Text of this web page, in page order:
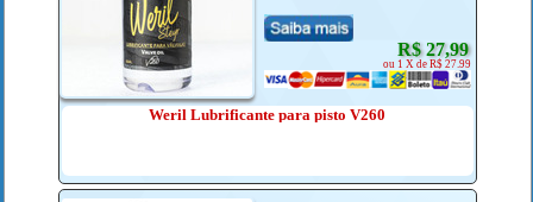
R$ 27,99
ou 1 X de R$ 27.99
Weril Lubrificante para pisto V260